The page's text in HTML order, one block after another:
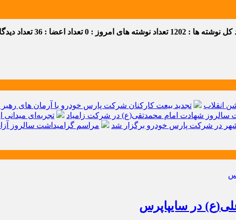
کل نوشته ها : 1202 تعداد نوشته های امروز : 0 تعداد اعضا : 36 تعداد
انقلاب تجدید بیعت کارکنان شرکت پارس خودرو با آرمان های رهبر
سالروز شهادت امام محمدتقی(ع) در شرکت زامیاد
تجربه‌ای
در شرکت پارس خودرو برگزار شد مراسم گرامیداشت سالروز
در سایپاپرس